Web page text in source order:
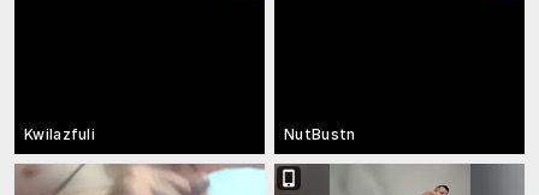
Kwilazfuli NutBustn